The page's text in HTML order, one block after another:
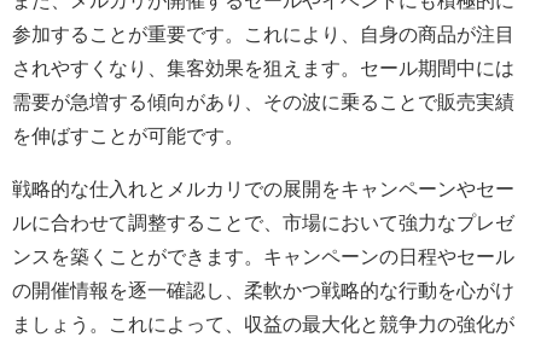
参加することが重要です。これにより、自身の商品が注目
されやすくなり、集客効果を狙えます。セール期間中には
需要が急増する傾向があり、その波に乗ることで販売実績
を伸ばすことが可能です。
戦略的な仕入れとメルカリでの展開をキャンペーンやセー
ルに合わせて調整することで、市場において強力なプレゼ
ンスを築くことができます。キャンペーンの日程やセール
の開催情報を逐一確認し、柔軟かつ戦略的な行動を心がけ
ましょう。これによって、収益の最大化と競争力の強化が